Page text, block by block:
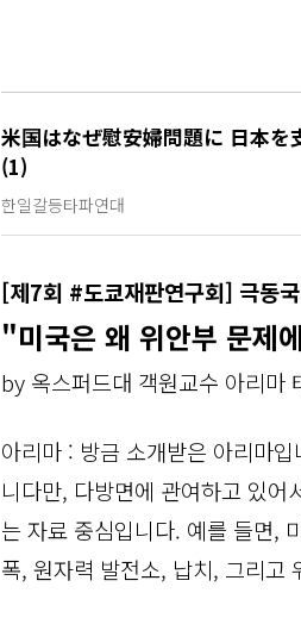
米国はなぜ慰安婦問題に 日本を
(1)
한일갈등타파연대
[제7회 #도쿄재판연구회] 극동
"미국은 왜 위안부 문제
by 옥스퍼드대 객원교수 아리마
아리마 : 방금 소개받은 아리마
니다만, 다방면에 관여하고 있
는 자료 중심입니다. 예를 들면,
폭, 원자력 발전소, 납치, 그리고